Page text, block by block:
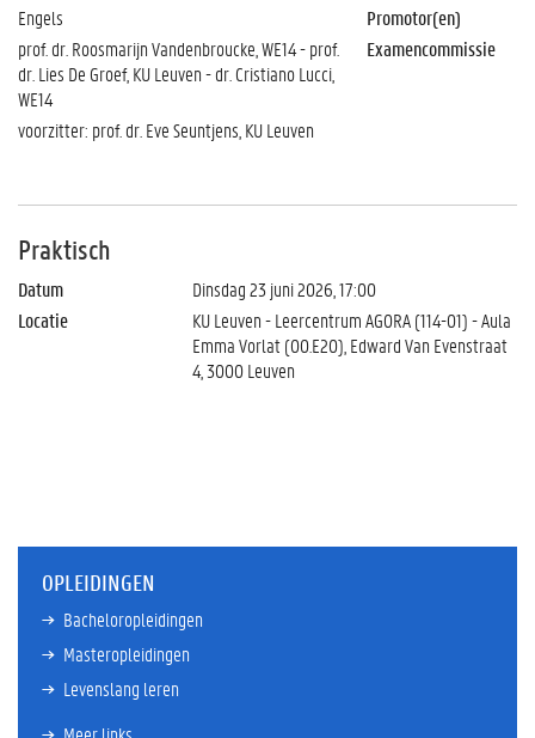
Engels
Promotor(en)
prof. dr. Roosmarijn Vandenbroucke, WE14 - prof.
dr. Lies De Groef, KU Leuven - dr. Cristiano Lucci,
WE14
Examencommissie
voorzitter: prof. dr. Eve Seuntjens, KU Leuven
Praktisch
Datum
Dinsdag 23 juni 2026, 17:00
Locatie
KU Leuven - Leercentrum AGORA (114-01) - Aula
Emma Vorlat (00.E20), Edward Van Evenstraat
4, 3000 Leuven
OPLEIDINGEN
Bacheloropleidingen
Masteropleidingen
Levenslang leren